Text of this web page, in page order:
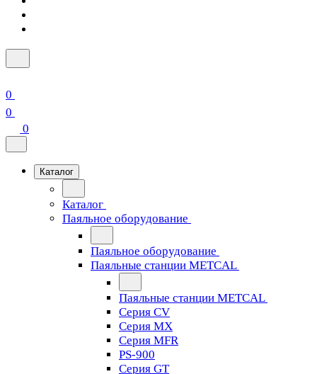
0
0
0
Каталог
Каталог
Паяльное оборудование
Паяльное оборудование
Паяльные станции METCAL
Паяльные станции METCAL
Серия CV
Серия MX
Серия MFR
PS-900
Серия GT